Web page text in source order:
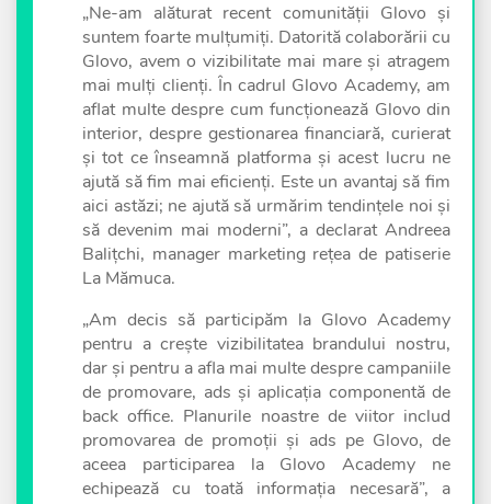
„Ne-am alăturat recent comunității Glovo și
suntem foarte mulțumiți. Datorită colaborării cu
Glovo, avem o vizibilitate mai mare și atragem
mai mulți clienți. În cadrul Glovo Academy, am
aflat multe despre cum funcționează Glovo din
interior, despre gestionarea financiară, curierat
și tot ce înseamnă platforma și acest lucru ne
ajută să fim mai eficienți. Este un avantaj să fim
aici astăzi; ne ajută să urmărim tendințele noi și
să devenim mai moderni”, a declarat Andreea
Balițchi, manager marketing rețea de patiserie
La Mămuca.
„Am decis să participăm la Glovo Academy
pentru a crește vizibilitatea brandului nostru,
dar și pentru a afla mai multe despre campaniile
de promovare, ads și aplicația componentă de
back office. Planurile noastre de viitor includ
promovarea de promoții și ads pe Glovo, de
aceea participarea la Glovo Academy ne
echipează cu toată informația necesară”, a